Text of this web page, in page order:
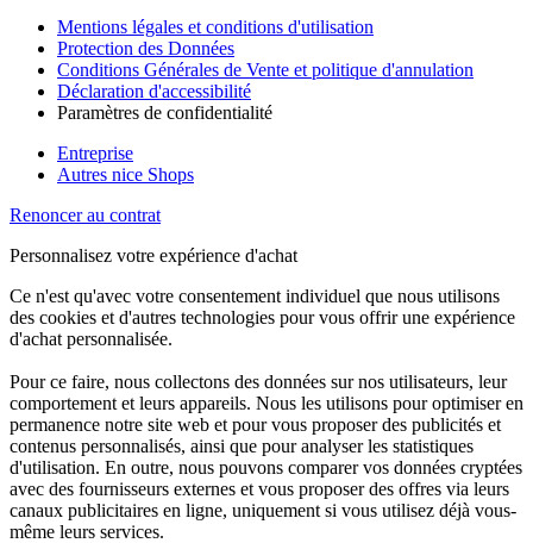
Mentions légales et conditions d'utilisation
Protection des Données
Conditions Générales de Vente et politique d'annulation
Déclaration d'accessibilité
Paramètres de confidentialité
Entreprise
Autres nice Shops
Renoncer au contrat
Personnalisez votre expérience d'achat
Ce n'est qu'avec votre consentement individuel que nous utilisons
des cookies et d'autres technologies pour vous offrir une expérience
d'achat personnalisée.
Pour ce faire, nous collectons des données sur nos utilisateurs, leur
comportement et leurs appareils. Nous les utilisons pour optimiser en
permanence notre site web et pour vous proposer des publicités et
contenus personnalisés, ainsi que pour analyser les statistiques
d'utilisation. En outre, nous pouvons comparer vos données cryptées
avec des fournisseurs externes et vous proposer des offres via leurs
canaux publicitaires en ligne, uniquement si vous utilisez déjà vous-
même leurs services.